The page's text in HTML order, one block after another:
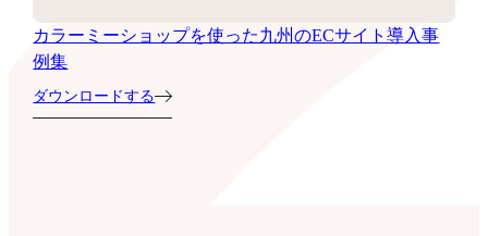
カラーミーショップを使った九州のECサイト導入事
例集
ダウンロードする